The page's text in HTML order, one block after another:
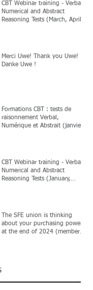
CBT Webinar training - Verbal,
Numerical and Abstract
Reasoning Tests (March, April
Merci Uwe! Thank you Uwe!
Danke Uwe !
Formations CBT : tests de
raisonnement Verbal,
Numérique et Abstrait (janvier,
CBT Webinar training - Verbal,
Numerical and Abstract
Reasoning Tests (January,
The SFE union is thinking
about your purchasing power
at the end of 2024 (members